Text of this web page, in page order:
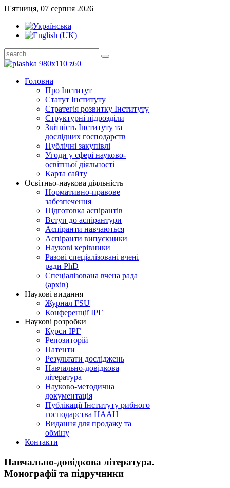
П'ятниця, 07 серпня 2026
Головна
Про Інститут
Статут Інституту
Стратегія розвитку Інституту
Структурні підрозділи
Звітність Інституту та
дослідних господарств
Публічні закупівлі
Угоди у сфері науково-
освітньої діяльності
Карта сайту
Освітньо-наукова діяльність
Нормативно-правове
забезпечення
Підготовка аспірантів
Вступ до аспірантури
Аспіранти навчаються
Аспіранти випускники
Наукові керівники
Разові спеціалізовані вчені
ради PhD
Спеціалізована вчена рада
(архів)
Наукові видання
Журнал FSU
Конференції ІРГ
Наукові розробки
Курси ІРГ
Репозиторій
Патенти
Результати досліджень
Навчально-довідкова
література
Науково-методична
документація
Публікації Інституту рибного
господарства НААН
Видання для продажу та
обміну
Контакти
Навчально-довідкова література.
Монографії та підручники